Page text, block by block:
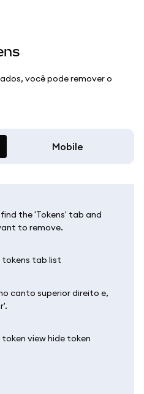
você pode remover o
Mobile
the 'Tokens' tab and
to remove.
canto superior direito e,